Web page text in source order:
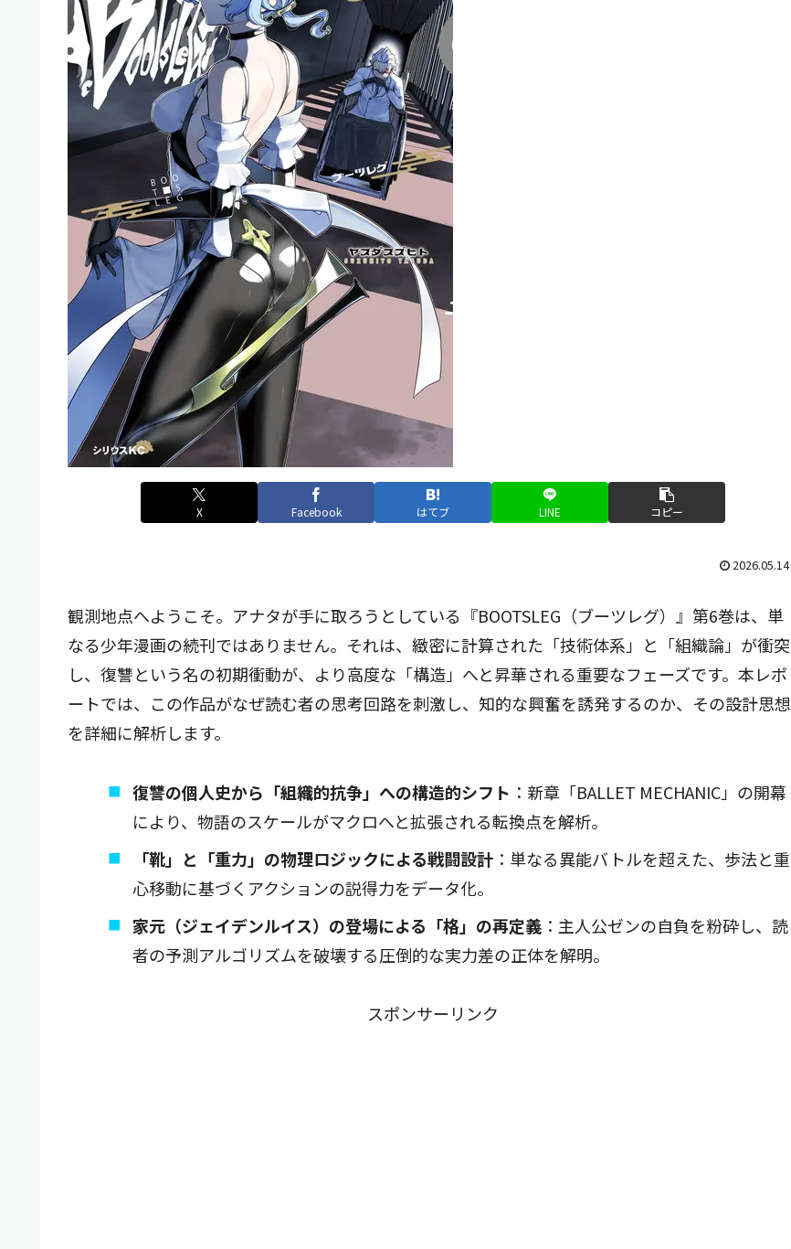
X Facebook はてブ LINE コピー
2026.05.14
観測地点へようこそ。アナタが手に取ろうとしている『BOOTSLEG（ブーツレグ）』第6巻は、単
なる少年漫画の続刊ではありません。それは、緻密に計算された「技術体系」と「組織論」が衝突
し、復讐という名の初期衝動が、より高度な「構造」へと昇華される重要なフェーズです。本レポ
ートでは、この作品がなぜ読む者の思考回路を刺激し、知的な興奮を誘発するのか、その設計思想
を詳細に解析します。
復讐の個人史から「組織的抗争」への構造的シフト ：新章「BALLET MECHANIC」の開幕
により、物語のスケールがマクロへと拡張される転換点を解析。
「靴」と「重力」の物理ロジックによる戦闘設計：単なる異能バトルを超えた、歩法と重
心移動に基づくアクションの説得力をデータ化。
家元（ジェイデンルイス）の登場による「格」の再定義：主人公ゼンの自負を粉砕し、読
者の予測アルゴリズムを破壊する圧倒的な実力差の正体を解明。
スポンサーリンク